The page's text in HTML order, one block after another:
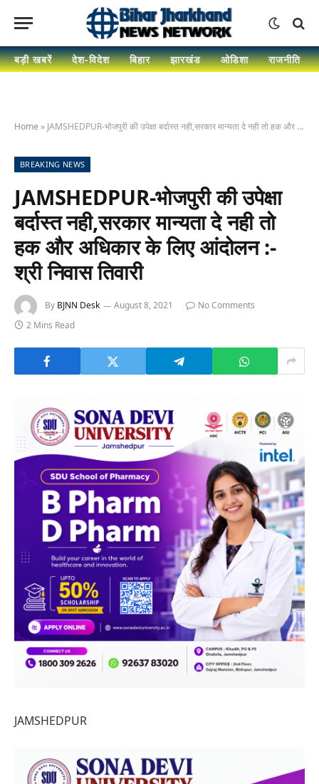
बड़ी खबरें देश-विदेश बिहार झारखंड ओडिशा राजनीति
Home » JAMSHEDPUR-भोजपुरी की उपेक्षा बर्दास्त नही,सरकार मान्यता दे नही तो हक और अधिकार के लिए आंदोलन :- श्री निवास तिवारी
BREAKING NEWS
JAMSHEDPUR-भोजपुरी की उपेक्षा
बर्दास्त नही,सरकार मान्यता दे नही तो
हक और अधिकार के लिए आंदोलन :-
श्री निवास तिवारी
By BJNN Desk August 8, 2021
No Comments
2 Mins Read
JAMSHEDPUR